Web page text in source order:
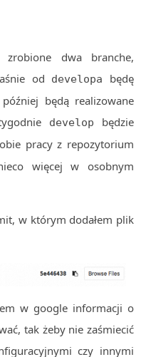
dwa branche,
od developa
będę
będą realizowane
develop
będzie
pracy z repozytorium
więcej w osobnym
w którym dodałem plik
w google informacji o
tak żeby nie zaśmiecić
czy innymi